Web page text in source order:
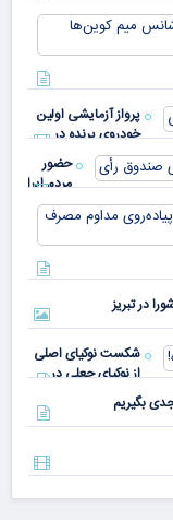
پرواز آزمایشی اولین
خودروی پرنده در
اسلواکی
حضور
مردم ایران
در
کشورهای
مختلف
دنیا پای
صندوق
در تبریز
شکست نوکیای اصلی
از نوکیای جعلی در
دادگاه!
بگیریم